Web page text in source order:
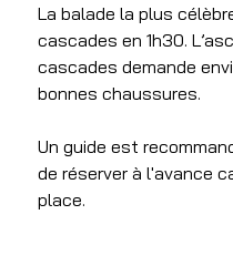
La balade la plus
cascades en 1h30.
cascades demande
bonnes chaussures.
Un guide est
de réserver à l'avance
place.